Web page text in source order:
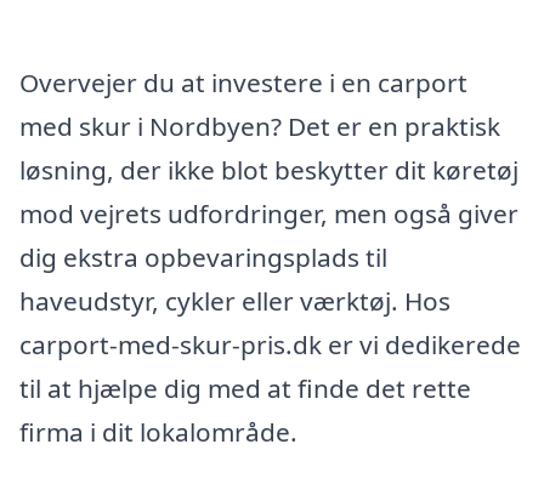
Overvejer du at investere i en carport
med skur i Nordbyen? Det er en praktisk
løsning, der ikke blot beskytter dit køretøj
mod vejrets udfordringer, men også giver
dig ekstra opbevaringsplads til
haveudstyr, cykler eller værktøj. Hos
carport-med-skur-pris.dk er vi dedikerede
til at hjælpe dig med at finde det rette
firma i dit lokalområde.